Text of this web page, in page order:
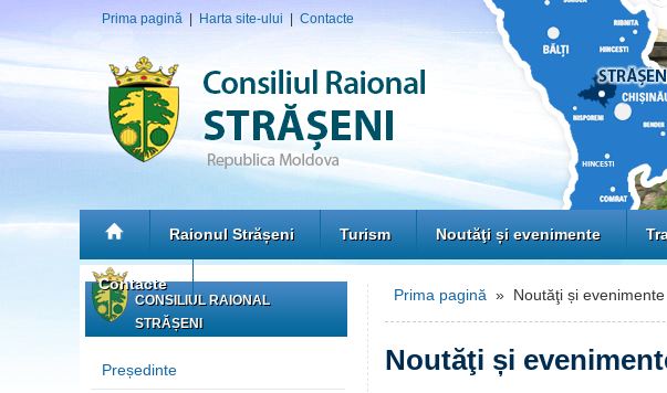
Prima pagină Harta site-ului Contacte
Raionul Strășeni Turism Noutăţi și evenimente
Contacte
CONSILIUL RAIONAL
STRĂȘENI
Președinte
Prima pagină » Noutăţi și evenimente
Noutăţi și